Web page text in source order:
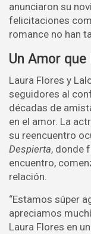
anunciaron su
felicitaciones
romance no han
Un Amor
Laura Flores y
seguidores al
décadas de
en el amor. La
su reencuentro
Despierta, donde
encuentro,
relación.
“Estamos súper
apreciamos
Laura Flores en